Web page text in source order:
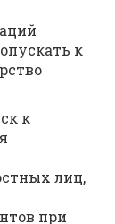
к
к
лиц,
при